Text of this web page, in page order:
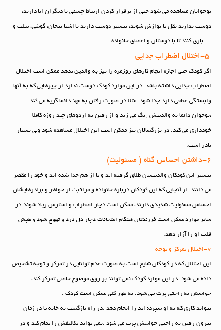
نوجوانان مشاهده می شود حتی از برقرار کردن ارتباط چشمی با دیگران ابا دارند،
دوست ندارند بقل یا نوازش شوند، بیشتر دوست دارند با اشیا بیجان، گوشی، تبلت و
… بازی کنند تا با دوستان و اعضای خانواده.
اگر کودک حتی اجازه انجام کارهای روزمره را نیز به والدین ندهد ممکن است اختلال
اضطراب جدایی داشته باشد. در این موارد کودک دوست ندارد از چیزهایی که به آنها
وابستگی عاطفی دارد جدا شود. مثلا در صورت رفتن به مهد دائما گریه می کند
،نوجوان دائما به والدینش زنگ می زند و از رفتن به اردوهای چند روزه کاملا
خودداری می کند. در بزرگسالان نیز ممکن است این اختلال مشاهده شود ولی بسیار
نادر است.
بیشتر این کودکان والدینشان طلاق گرفته اند و یا از هم جدا شده اند و خود را مقصر
می دانند. از آنجایی که این کودکان درباره خانواده و مراقبت از خواهر و برادرهایشان
احساس مسئولیت شدیدی دارند، ممکن است دچار اضطراب و استرس زیاد شوند.در
سایر موارد ممکن است فرزندتان هنگام امتحانات دچار دل درد و تهوع ‌شود و طپش
قلب او را آزار دهد.
این اختلال که در کودکان شایع است به صورت عدم توانایی در تمرکز و توجه تشخیص
داده می شود. در این موارد کودک نمی تواند بر روی موضوع خاصی تمرکز کند،
حواسش به راحتی پرت می شود. به طور کلی ممکن است کودک :
نتواند کاری که به او سپرده اید را انجام دهد .در راه بازگشت به خانه یا در زمان
بیرون رفتن به راحتی حواسش پرت می شود .نمی تواند تکالیفش را تمام کند و در